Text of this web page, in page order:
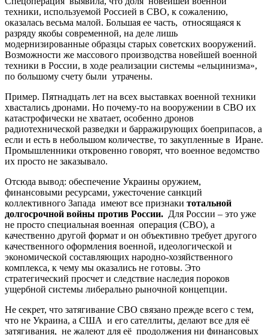
техники, используемой Россией в СВО, к сожалению,
оказалась весьма малой. Большая ее часть, относящаяся к
разряду якобы современной, на деле лишь
модернизированные образцы старых советских вооружений.
Возможности же массового производства новейшей военной
техники в России, в ходе реализации системы «ельцинизма»,
по большому счету были утрачены.
Пример. Пятнадцать лет на всех выставках военной техники
хвастались дронами. Но почему-то на вооружении в СВО их
катастрофически не хватает, особенно дронов
радиотехнической разведки и барражирующих боеприпасов, а
если и есть в небольшом количестве, то закупленные в Иране.
Промышленники откровенно говорят, что военное ведомство
их просто не заказывало.
Отсюда вывод: обеспечение Украины оружием,
финансовыми ресурсами, ужесточение санкций
коллективного Запада имеют все признаки тотальной
долгосрочной войны против России. Для России – это уже
не просто специальная военная операция (СВО), а
качественно другой формат и он объективно требует другого
качественного оформления военной, идеологической и
экономической составляющих народно-хозяйственного
комплекса, к чему мы оказались не готовы. Это
стратегический просчет и следствие наследия пороков
ущербной системы либерально рыночной концепции.
Не секрет, что затягивание СВО связано прежде всего с тем,
что не Украина, а США и его сателлиты, делают все для её
затягивания, не жалеют для её продолжения ни финансовых